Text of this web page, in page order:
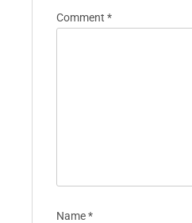
Comment *
Name*